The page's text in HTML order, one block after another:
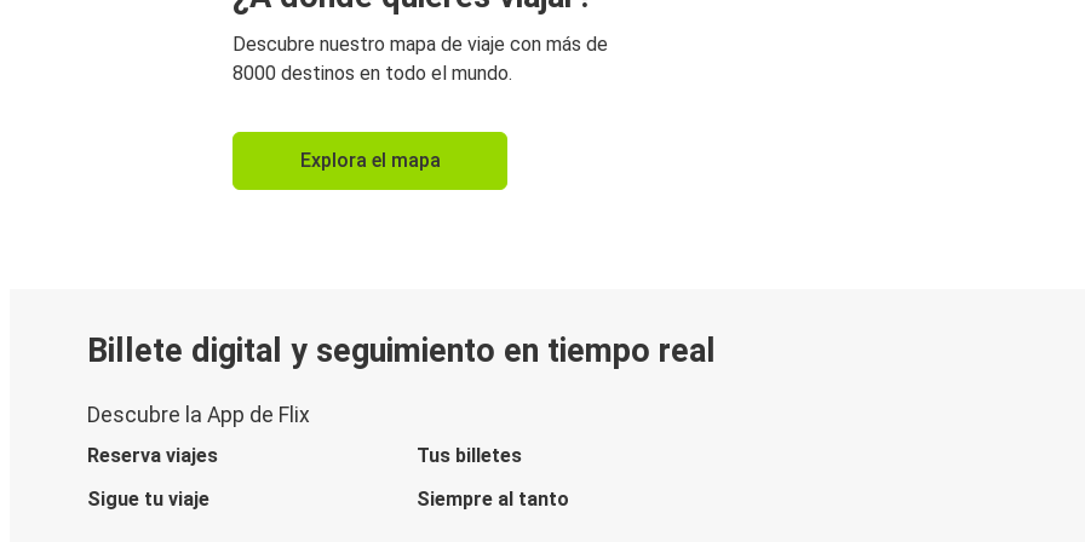
Descubre nuestro mapa de viaje con más de
8000 destinos en todo el mundo.
Explora el mapa
Billete digital y seguimiento en tiempo real
Descubre la App de Flix
Reserva viajes
Tus billetes
Sigue tu viaje
Siempre al tanto